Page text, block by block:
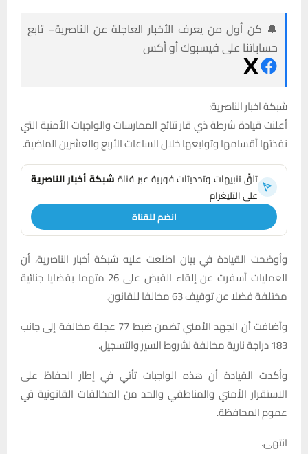
🔔 كن أول من يعرف الأخبار العاجلة عن الناصرية– تابع
حساباتنا على فيسبوك أو أكس
شبكة اخبار الناصرية:
أعلنت قيادة شرطة ذي قار نتائج الممارسات والواجبات الأمنية التي
نفذتها أقسامها وتوابعها خلال الساعات الأربع والعشرين الماضية.
تلقَّ تنبيهات وتحديثات فورية عبر قناةشبكة أخبار الناصرية
على التليغرام
انضم للقناة
وأوضحت القيادة في بيان اطلعت عليه شبكة أخبار الناصرية، أن
العمليات أسفرت عن إلقاء القبض على 26 متهما بقضايا جنائية
مختلفة فضلا عن توقيف 63 مخالفا للقانون.
وأضافت أن الجهد الأمني تضمن ضبط 77 عجلة مخالفة إلى جانب
183 دراجة نارية مخالفة لشروط السير والتسجيل.
وأكدت القيادة أن هذه الواجبات تأتي في إطار الحفاظ على
الاستقرار الأمني والمناطقي والحد من المخالفات القانونية في
عموم المحافظة.
انتهى.